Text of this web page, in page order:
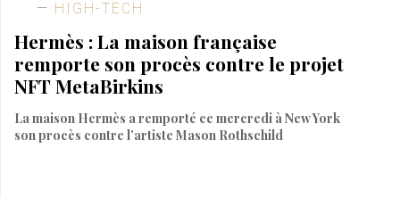
HIGH-TECH
Hermès : La maison française
remporte son procès contre le projet
NFT MetaBirkins
La maison Hermès a remporté ce mercredi à New York
son procès contre l’artiste Mason Rothschild